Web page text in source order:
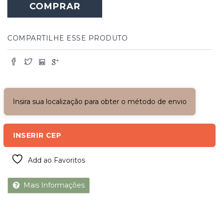
Madeira
Folhas
Correr
quantidade
COMPRAR
COMPARTILHE ESSE PRODUTO
Insira sua localização para obter o método de envio
INSERIR CEP
Add ao Favoritos
Mais Informações